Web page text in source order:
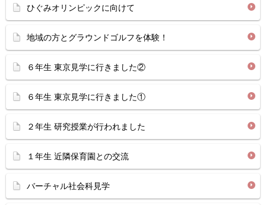
ひぐみオリンピックに向けて
地域の方とグラウンドゴルフを体験！
６年生 東京見学に行きました②
６年生 東京見学に行きました①
２年生 研究授業が行われました
１年生 近隣保育園との交流
バーチャル社会科見学